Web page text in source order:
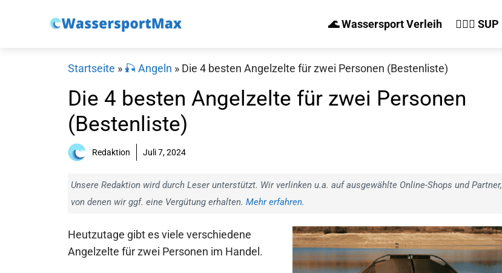
🌊 Wassersport Verleih 🏄‍♀️🛶 SUP
Startseite » 🎣 Angeln » Die 4 besten Angelzelte für zwei Personen (Bestenliste)
Die 4 besten Angelzelte für zwei Personen
(Bestenliste)
Redaktion Juli 7, 2024
Unsere Redaktion wird durch Leser unterstützt. Wir verlinken u.a. auf ausgewählte Online-Shops und Partner,
von denen wir ggf. eine Vergütung erhalten. Mehr erfahren.
Heutzutage gibt es viele verschiedene
Angelzelte für zwei Personen im Handel.